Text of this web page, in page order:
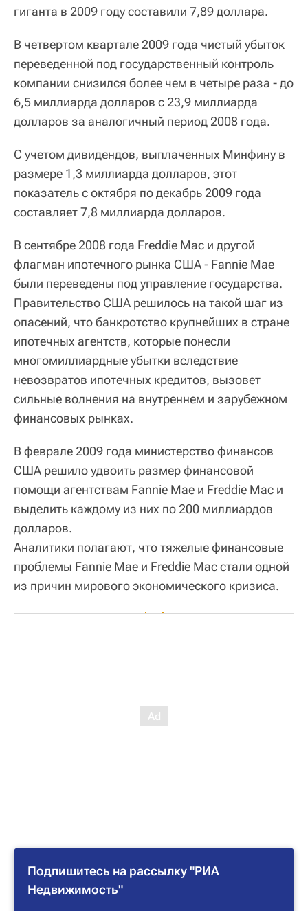
гиганта в 2009 году составили 7,89 доллара.
В четвертом квартале 2009 года чистый убыток
переведенной под государственный контроль
компании снизился более чем в четыре раза - до
6,5 миллиарда долларов с 23,9 миллиарда
долларов за аналогичный период 2008 года.
С учетом дивидендов, выплаченных Минфину в
размере 1,3 миллиарда долларов, этот
показатель с октября по декабрь 2009 года
составляет 7,8 миллиарда долларов.
В сентябре 2008 года Freddie Mac и другой
флагман ипотечного рынка США - Fannie Mae
были переведены под управление государства.
Правительство США решилось на такой шаг из
опасений, что банкротство крупнейших в стране
ипотечных агентств, которые понесли
многомиллиардные убытки вследствие
невозвратов ипотечных кредитов, вызовет
сильные волнения на внутреннем и зарубежном
финансовых рынках.
В феврале 2009 года министерство финансов
США решило удвоить размер финансовой
помощи агентствам Fannie Mae и Freddie Mac и
выделить каждому из них по 200 миллиардов
долларов.
Аналитики полагают, что тяжелые финансовые
проблемы Fannie Mae и Freddie Mac стали одной
из причин мирового экономического кризиса.
Подпишитесь на рассылку "РИА
Недвижимость"